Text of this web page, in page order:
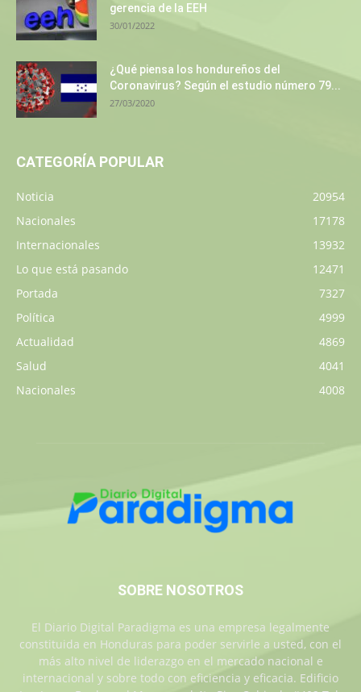
gerencia de la EEH
30/01/2022
¿Qué piensa los hondureños del
Coronavirus? Según el estudio número 79...
27/03/2020
CATEGORÍA POPULAR
Noticia
20954
Nacionales
17178
Internacionales
13932
Lo que está pasando
12471
Portada
7327
Política
4999
Actualidad
4869
Salud
4041
Nacionales
4008
SOBRE NOSOTROS
El Diario Digital Paradigma es una empresa legalmente
constituida en Honduras para poder servirle a usted, con el
más alto nivel de liderazgo en el mercado nacional e
internacional y sobre todo con eficiencia y eficacia. Edificio